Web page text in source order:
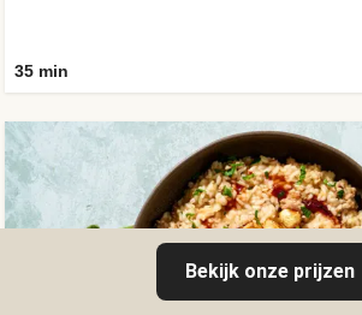
35 min
Bekijk onze prijzen